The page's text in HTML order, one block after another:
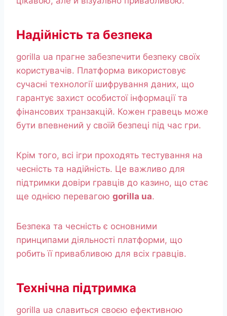
Надійність та безпека
gorilla ua прагне забезпечити безпеку своїх
користувачів. Платформа використовує
сучасні технології шифрування даних, що
гарантує захист особистої інформації та
фінансових транзакцій. Кожен гравець може
бути впевнений у своїй безпеці під час гри.
Крім того, всі ігри проходять тестування на
чесність та надійність. Це важливо для
підтримки довіри гравців до казино, що стає
ще однією перевагою gorilla ua.
Безпека та чесність є основними
принципами діяльності платформи, що
робить її привабливою для всіх гравців.
Технічна підтримка
gorilla ua славиться своєю ефективною